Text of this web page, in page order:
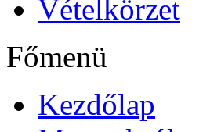
Vételkörzet
Főmenü
Kezdőlap